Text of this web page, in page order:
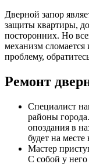
Дверной запор
защиты квартиры,
посторонних. Но
механизм
проблему,
Ремонт
Специалист
районы
опоздания в
будет на месте
Мастер
С собой у него